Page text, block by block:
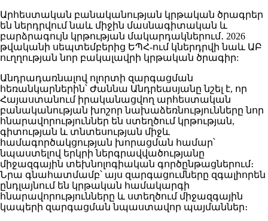
Արհեստական բանականության կրթական ծրագրեր
են ներդրվում նաև միջին մասնագիտական և
բարձրագույն կրթության մակարդակներում․ 2026
թվականի սեպտեմբերից ԵՊՀ-ում կներդրվի նաև ԱԲ
ուղղության նոր բակալավրի կրթական ծրագիր:
Անդրադառնալով ոլորտի զարգացման
հեռանկարներին՝ Ժաննա Անդրեասյանը նշել է, որ
Հայաստանում իրականացվող արհեստական
բանականության խոշոր նախաձեռնությունները նոր
հնարավորություններ են ստեղծում կրթության,
գիտության և տնտեսության միջև
համագործակցության խորացման համար՝
նպաստելով երկրի ներգրավվածությանը
միջազգային տեխնոլոգիական գործընթացներում։
Նրա գնահատմամբ՝ այս զարգացումները զգալիորեն
ընդլայնում են կրթական համակարգի
հնարավորությունները և ստեղծում միջազգային
կապերի զարգացման նպաստավոր պայմաններ։